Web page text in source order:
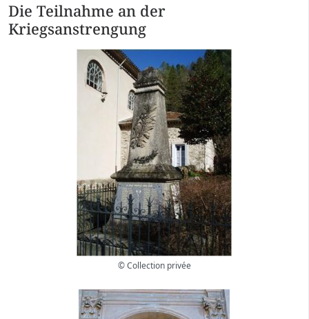
Die Teilnahme an der
Kriegsanstrengung
© Collection privée